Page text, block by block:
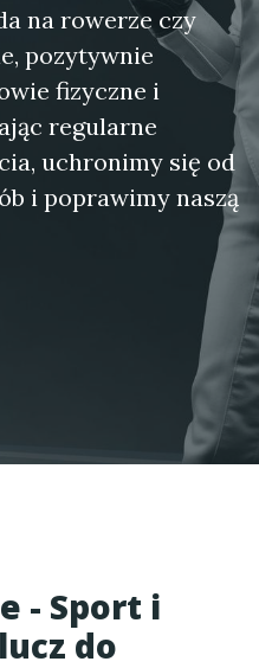
na rowerze czy
pozytywnie
fizyczne i
regularne
uchronimy się od
i poprawimy naszą
- Sport i
do